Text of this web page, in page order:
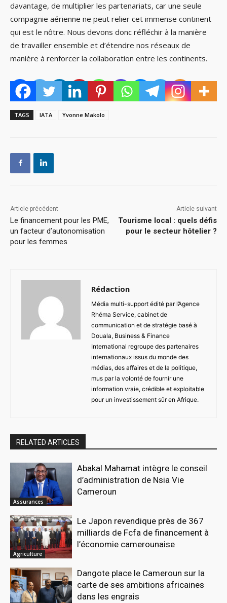
davantage, de multiplier les partenariats, car une seule
compagnie aérienne ne peut relier cet immense continent
qui est le nôtre. Nous devons donc réfléchir à la manière
de travailler ensemble et d’étendre nos réseaux de
manière à renforcer la collaboration entre les continents.
TAGS IATA Yvonne Makolo
Article précédent
Le financement pour les PME,
un facteur d’autonomisation
pour les femmes
Article suivant
Tourisme local : quels défis
pour le secteur hôtelier ?
Rédaction
Média multi-support édité par l’Agence
Rhéma Service, cabinet de
communication et de stratégie basé à
Douala, Business & Finance
International regroupe des partenaires
internationaux issus du monde des
médias, des affaires et de la politique,
mus par la volonté de fournir une
information vraie, crédible et exploitable
pour un investissement sûr en Afrique.
RELATED ARTICLES
Assurances
Abakal Mahamat intègre le conseil
d’administration de Nsia Vie
Cameroun
Agriculture
Le Japon revendique près de 367
milliards de Fcfa de financement à
l’économie camerounaise
Dangote place le Cameroun sur la
carte de ses ambitions africaines
dans les engrais